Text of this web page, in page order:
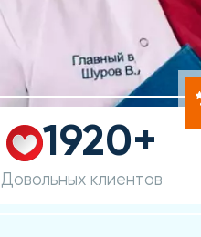
1920+
Довольных клиентов